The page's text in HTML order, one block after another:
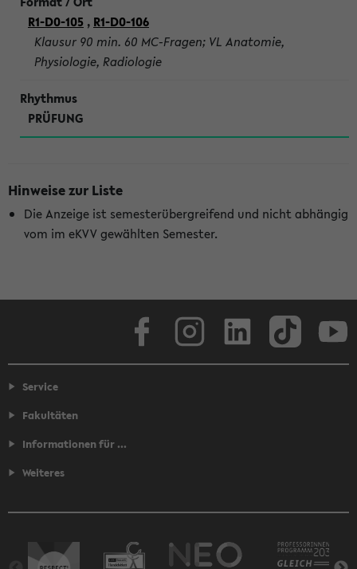
R1-D0-105 , R1-D0-106
Klausur 90 min. 60 MC-Fragen; VL Anatomie,
Physiologie, Radiologie
PRÜFUNG
Hinweise zur Liste
Die Anzeige ist semesterübergreifend und nicht abhängig
vom im eKVV gewählten Semester.
Service
Fakultäten
Informationen für ...
Weiteres